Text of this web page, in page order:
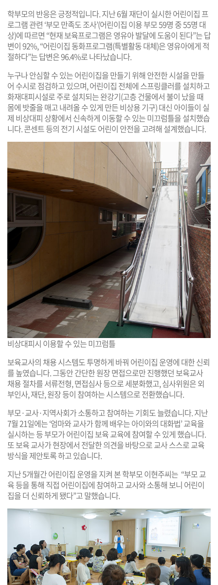
학부모의 반응은 긍정적입니다. 지난 6월 재단이 실시한 어린이집 프
로그램 관련 ‘부모 만족도 조사’(어린이집 이용 부모 59명 중 55명 대
상)에 따르면 “현재 보육프로그램은 영유아 발달에 도움이 된다”는 답
변이 92%, “어린이집 동화프로그램(특별활동 대체)은 영유아에게 적
절하다”는 답변은 96.4%로 나타났습니다.
누구나 안심할 수 있는 어린이집을 만들기 위해 안전한 시설을 만들
어 수시로 점검하고 있으며, 어린이집 전체에 스프링클러를 설치하고
화재대피시설로 주로 설치되는 완강기(고층 건물에서 불이 났을 때
몸에 밧줄을 매고 내려올 수 있게 만든 비상용 기구) 대신 아이들이 실
제 비상대피 상황에서 신속하게 이동할 수 있는 미끄럼틀을 설치했습
니다. 콘센트 등의 전기 시설도 어린이 안전을 고려해 설계했습니다.
비상대피시 이용할 수 있는 미끄럼틀
보육교사의 채용 시스템도 투명하게 바꿔 어린이집 운영에 대한 신뢰
를 높였습니다. 그동안 간단한 원장 면접으로만 진행했던 보육교사
채용 절차를 서류전형, 면접심사 등으로 세분화했고, 심사위원은 외
부인사, 재단, 원장 등이 참여하는 시스템으로 전환했습니다.
부모·교사·지역사회가 소통하고 참여하는 기회도 늘렸습니다. 지난
7월 21일에는 ‘엄마와 교사가 함께 배우는 아이와의 대화법’ 교육을
실시하는 등 부모가 어린이집 보육 교육에 참여할 수 있게 했습니다.
또 보육 교사가 현장에서 전달한 의견을 바탕으로 교사 스스로 교육
방식을 제안토록 하고 있습니다.
지난 5개월간 어린이집 운영을 지켜 본 학부모 이현주씨는 “부모 교
육 등을 통해 직접 어린이집에 참여하고 교사와 소통해 보니 어린이
집을 더 신뢰하게 됐다”고 말했습니다.